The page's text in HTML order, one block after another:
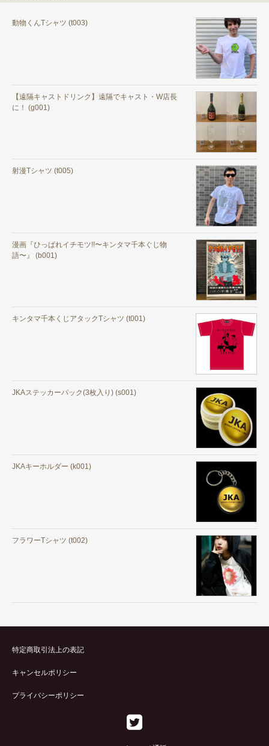
動物くんTシャツ (t003)
【遠隔キャストドリンク】遠隔でキャスト・W店長
に！ (g001)
射漫Tシャツ (t005)
漫画『ひっぱれイチモツ!!〜キンタマ千本ぐじ物
語〜』 (b001)
キンタマ千本くじアタックTシャツ (t001)
JKAステッカーパック(3枚入り) (s001)
JKAキーホルダー (k001)
フラワーTシャツ (t002)
特定商取引法上の表記
キャンセルポリシー
プライバシーポリシー